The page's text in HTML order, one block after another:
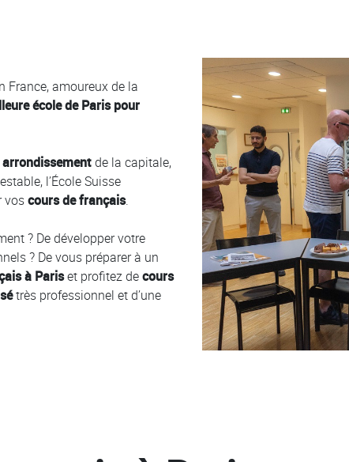
France, amoureux de la
école de Paris pour
arrondissementde la capitale,
l’École Suisse
voscours de français.
? De développer votre
? De vous préparer à un
à Pariset profitez decours
très professionnel et d’une
Colonne